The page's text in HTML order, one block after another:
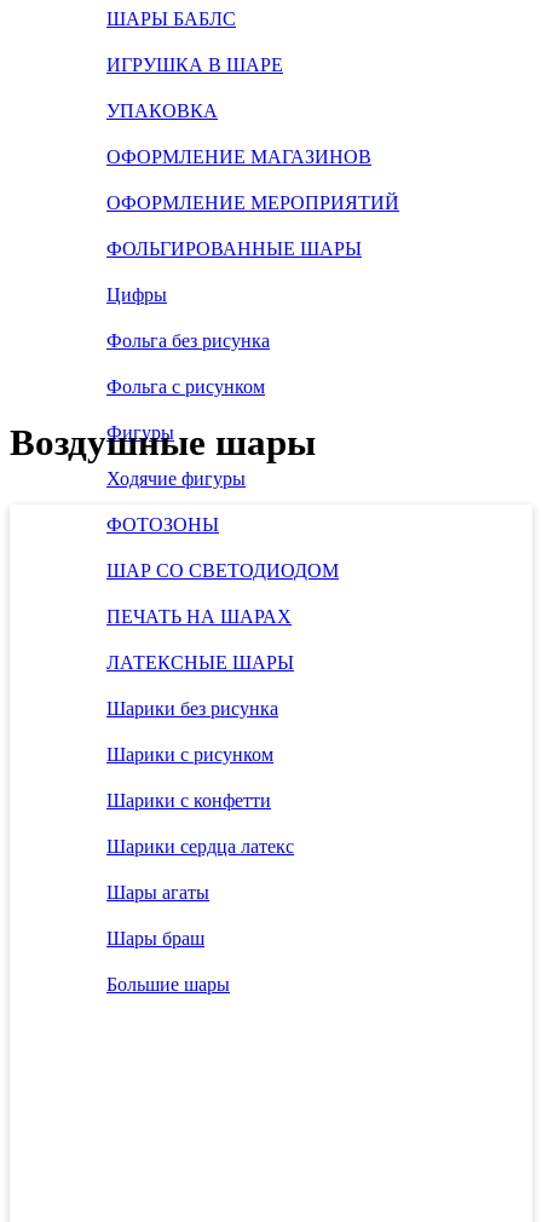
ШАРЫ БАБЛС
ИГРУШКА В ШАРЕ
УПАКОВКА
ОФОРМЛЕНИЕ МАГАЗИНОВ
ОФОРМЛЕНИЕ МЕРОПРИЯТИЙ
ФОЛЬГИРОВАННЫЕ ШАРЫ
Цифры
Фольга без рисунка
Фольга с рисунком
Фигуры
Ходячие фигуры
ФОТОЗОНЫ
ШАР СО СВЕТОДИОДОМ
ПЕЧАТЬ НА ШАРАХ
ЛАТЕКСНЫЕ ШАРЫ
Шарики без рисунка
Шарики с рисунком
Шарики с конфетти
Шарики сердца латекс
Шары агаты
Шары браш
Большие шары
Воздушные шары